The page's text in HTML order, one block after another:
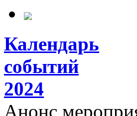
Календарь
событий
2024
Анонс